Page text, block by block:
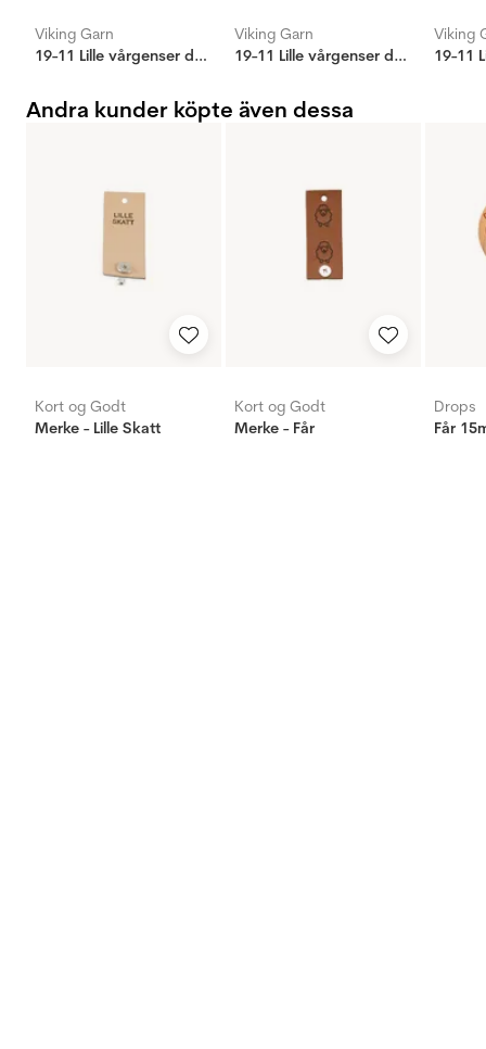
Viking Garn
19-11 Lille vårgenser denim
Viking Garn
19-11 Lille vårgenser denim
Viking
Andra kunder köpte även dessa
Kort og Godt
Merke - Lille Skatt
Kort og Godt
Merke - Får
Drops
Får